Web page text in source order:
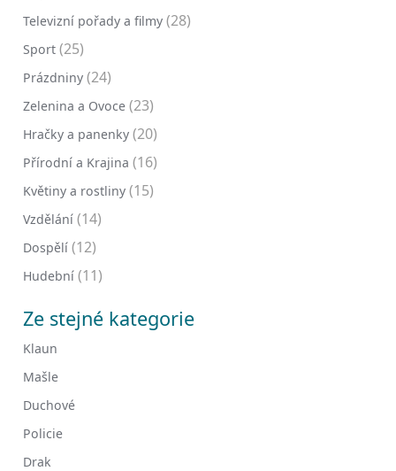
Televizní pořady a filmy (28)
Sport (25)
Prázdniny (24)
Zelenina a Ovoce (23)
Hračky a panenky (20)
Přírodní a Krajina (16)
Květiny a rostliny (15)
Vzdělání (14)
Dospělí (12)
Hudební (11)
Ze stejné kategorie
Klaun
Mašle
Duchové
Policie
Drak